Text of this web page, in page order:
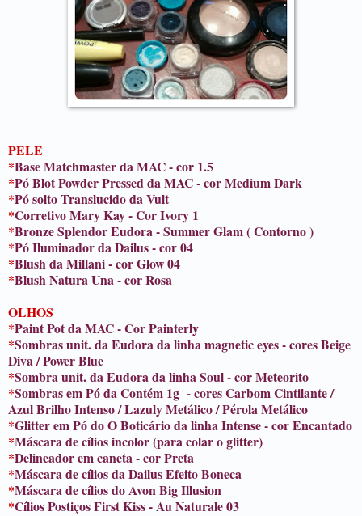
PELE
*Base Matchmaster da MAC - cor 1.5
*Pó Blot Powder Pressed da MAC - cor Medium Dark
*Pó solto Translucido da Vult
*Corretivo Mary Kay - Cor Ivory 1
*Bronze Splendor Eudora - Summer Glam ( Contorno )
*Pó Iluminador da Dailus - cor 04
*Blush da Millani - cor Glow 04
*Blush Natura Una - cor Rosa
OLHOS
*Paint Pot da MAC - Cor Painterly
*Sombras unit. da Eudora da linha magnetic eyes - cores Beige
Diva / Power Blue
*Sombra unit. da Eudora da linha Soul - cor Meteorito
*Sombras em Pó da Contém 1g - cores Carbom Cintilante /
Azul Brilho Intenso / Lazuly Metálico / Pérola Metálico
*Glitter em Pó do O Boticário da linha Intense - cor Encantado
*Máscara de cílios incolor (para colar o glitter)
*Delineador em caneta - cor Preta
*Máscara de cílios da Dailus Efeito Boneca
*Máscara de cílios do Avon Big Illusion
*Cílios Postiços First Kiss - Au Naturale 03